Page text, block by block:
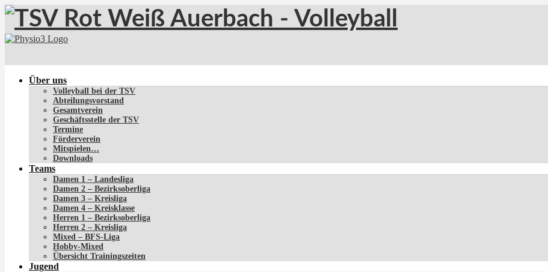
Über uns
Volleyball bei der TSV
Abteilungsvorstand
Gesamtverein
Geschäftsstelle der TSV
Termine
Förderverein
Mitspielen…
Downloads
Teams
Damen 1 – Landesliga
Damen 2 – Bezirksoberliga
Damen 3 – Kreisliga
Damen 4 – Kreisklasse
Herren 1 – Bezirksoberliga
Herren 2 – Kreisliga
Mixed – BFS-Liga
Hobby-Mixed
Übersicht Trainingszeiten
Jugend